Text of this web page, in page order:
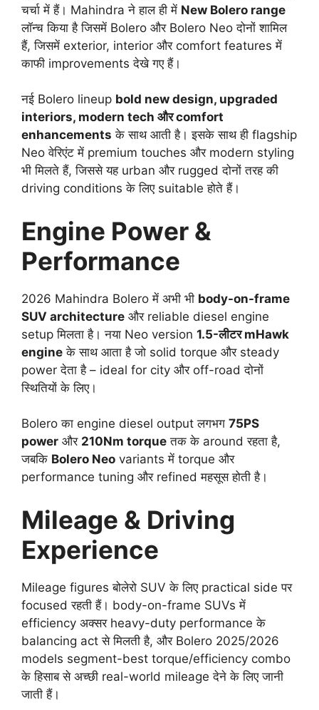
चर्चा में हैं। Mahindra ने हाल ही में New Bolero range
लॉन्च किया है जिसमें Bolero और Bolero Neo दोनों शामिल
हैं, जिसमें exterior, interior और comfort features में
काफी improvements देखे गए हैं।
नई Bolero lineup bold new design, upgraded
interiors, modern tech और comfort
enhancements के साथ आती है। इसके साथ ही flagship
Neo वेरिएंट में premium touches और modern styling
भी मिलते हैं, जिससे यह urban और rugged दोनों तरह की
driving conditions के लिए suitable होते हैं।
Engine Power &
Performance
2026 Mahindra Bolero में अभी भी body-on-frame
SUV architecture और reliable diesel engine
setup मिलता है। नया Neo version 1.5-लीटर mHawk
engine के साथ आता है जो solid torque और steady
power देता है – ideal for city और off-road दोनों
स्थितियों के लिए।
Bolero का engine diesel output लगभग 75PS
power और 210Nm torque तक के around रहता है,
जबकि Bolero Neo variants में torque और
performance tuning और refined महसूस होती है।
Mileage & Driving
Experience
Mileage figures बोलेरो SUV के लिए practical side पर
focused रहती हैं। body-on-frame SUVs में
efficiency अक्सर heavy-duty performance के
balancing act से मिलती है, और Bolero 2025/2026
models segment-best torque/efficiency combo
के हिसाब से अच्छी real-world mileage देने के लिए जानी
जाती हैं।